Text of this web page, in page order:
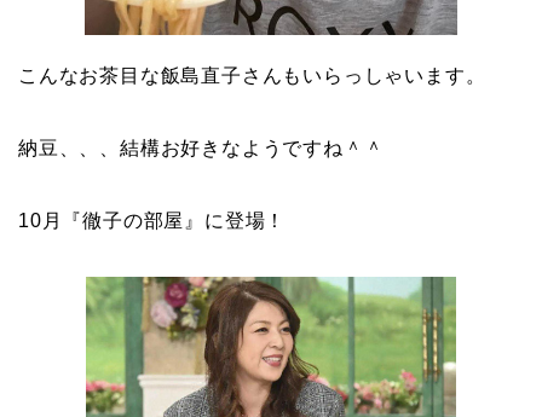
こんなお茶目な飯島直子さんもいらっしゃいます。
納豆、、、結構お好きなようですね＾＾
10月『徹子の部屋』に登場！